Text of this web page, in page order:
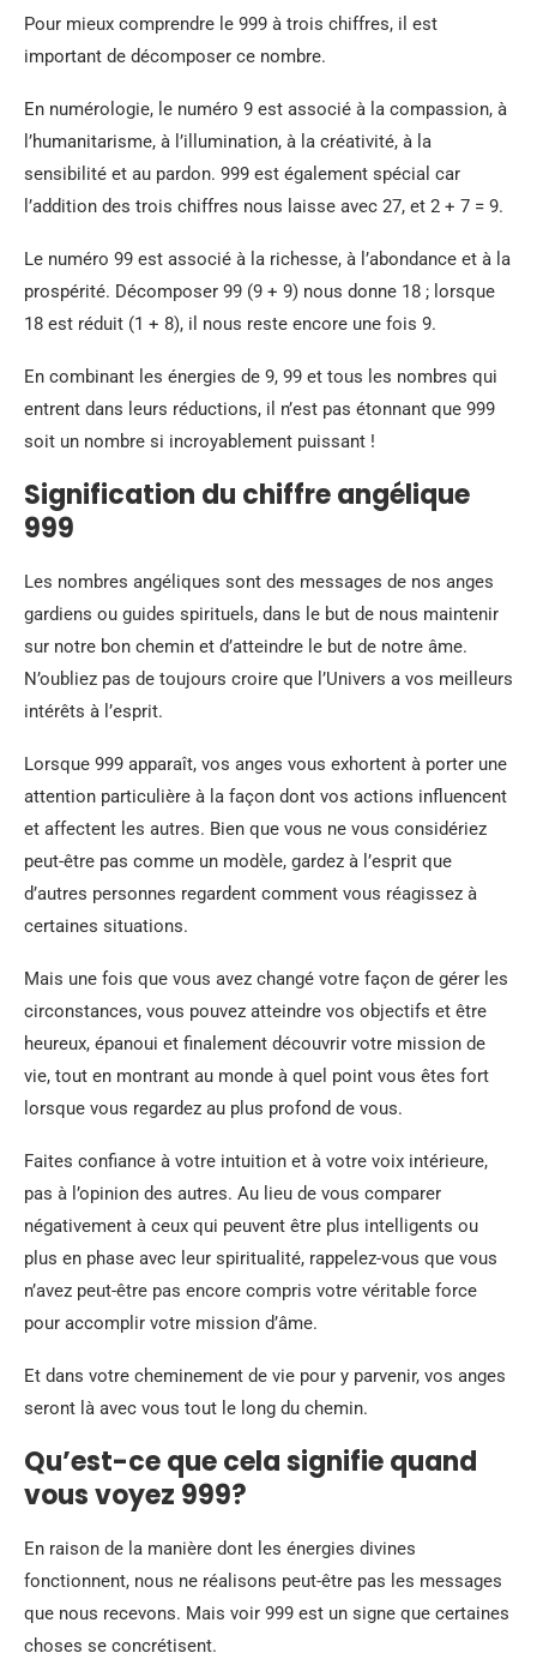
Pour mieux comprendre le 999 à trois chiffres, il est
important de décomposer ce nombre.
En numérologie, le numéro 9 est associé à la compassion, à
l’humanitarisme, à l’illumination, à la créativité, à la
sensibilité et au pardon. 999 est également spécial car
l’addition des trois chiffres nous laisse avec 27, et 2 + 7 = 9.
Le numéro 99 est associé à la richesse, à l’abondance et à la
prospérité. Décomposer 99 (9 + 9) nous donne 18 ; lorsque
18 est réduit (1 + 8), il nous reste encore une fois 9.
En combinant les énergies de 9, 99 et tous les nombres qui
entrent dans leurs réductions, il n’est pas étonnant que 999
soit un nombre si incroyablement puissant !
Signification du chiffre angélique
999
Les nombres angéliques sont des messages de nos anges
gardiens ou guides spirituels, dans le but de nous maintenir
sur notre bon chemin et d’atteindre le but de notre âme.
N’oubliez pas de toujours croire que l’Univers a vos meilleurs
intérêts à l’esprit.
Lorsque 999 apparaît, vos anges vous exhortent à porter une
attention particulière à la façon dont vos actions influencent
et affectent les autres. Bien que vous ne vous considériez
peut-être pas comme un modèle, gardez à l’esprit que
d’autres personnes regardent comment vous réagissez à
certaines situations.
Mais une fois que vous avez changé votre façon de gérer les
circonstances, vous pouvez atteindre vos objectifs et être
heureux, épanoui et finalement découvrir votre mission de
vie, tout en montrant au monde à quel point vous êtes fort
lorsque vous regardez au plus profond de vous.
Faites confiance à votre intuition et à votre voix intérieure,
pas à l’opinion des autres. Au lieu de vous comparer
négativement à ceux qui peuvent être plus intelligents ou
plus en phase avec leur spiritualité, rappelez-vous que vous
n’avez peut-être pas encore compris votre véritable force
pour accomplir votre mission d’âme.
Et dans votre cheminement de vie pour y parvenir, vos anges
seront là avec vous tout le long du chemin.
Qu’est-ce que cela signifie quand
vous voyez 999?
En raison de la manière dont les énergies divines
fonctionnent, nous ne réalisons peut-être pas les messages
que nous recevons. Mais voir 999 est un signe que certaines
choses se concrétisent.